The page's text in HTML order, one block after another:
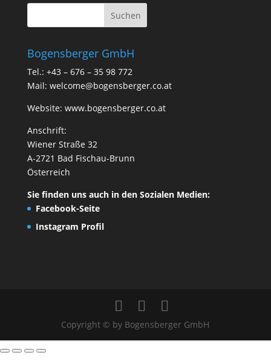
Bogensberger GmbH
Tel.: +43 – 676 – 35 98 772
Mail: welcome@bogensberger.co.at
Website: www.bogensberger.co.at
Anschrift:
Wiener Straße 32
A-2721 Bad Fischau-Brunn
Österreich
Sie finden uns auch in den Sozialen Medien:
Facebook-Seite
Instagram Profil
Copyright © by Bogensberger GmbH